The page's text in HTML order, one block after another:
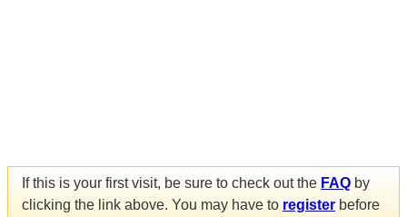
If this is your first visit, be sure to check out the FAQ by
clicking the link above. You may have to register before